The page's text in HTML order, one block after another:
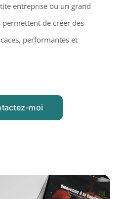
entreprise ou un grand
de créer des
performantes et
moi